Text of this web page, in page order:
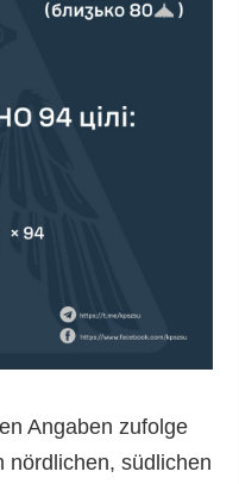
Angaben zufolge
nördlichen, südlichen